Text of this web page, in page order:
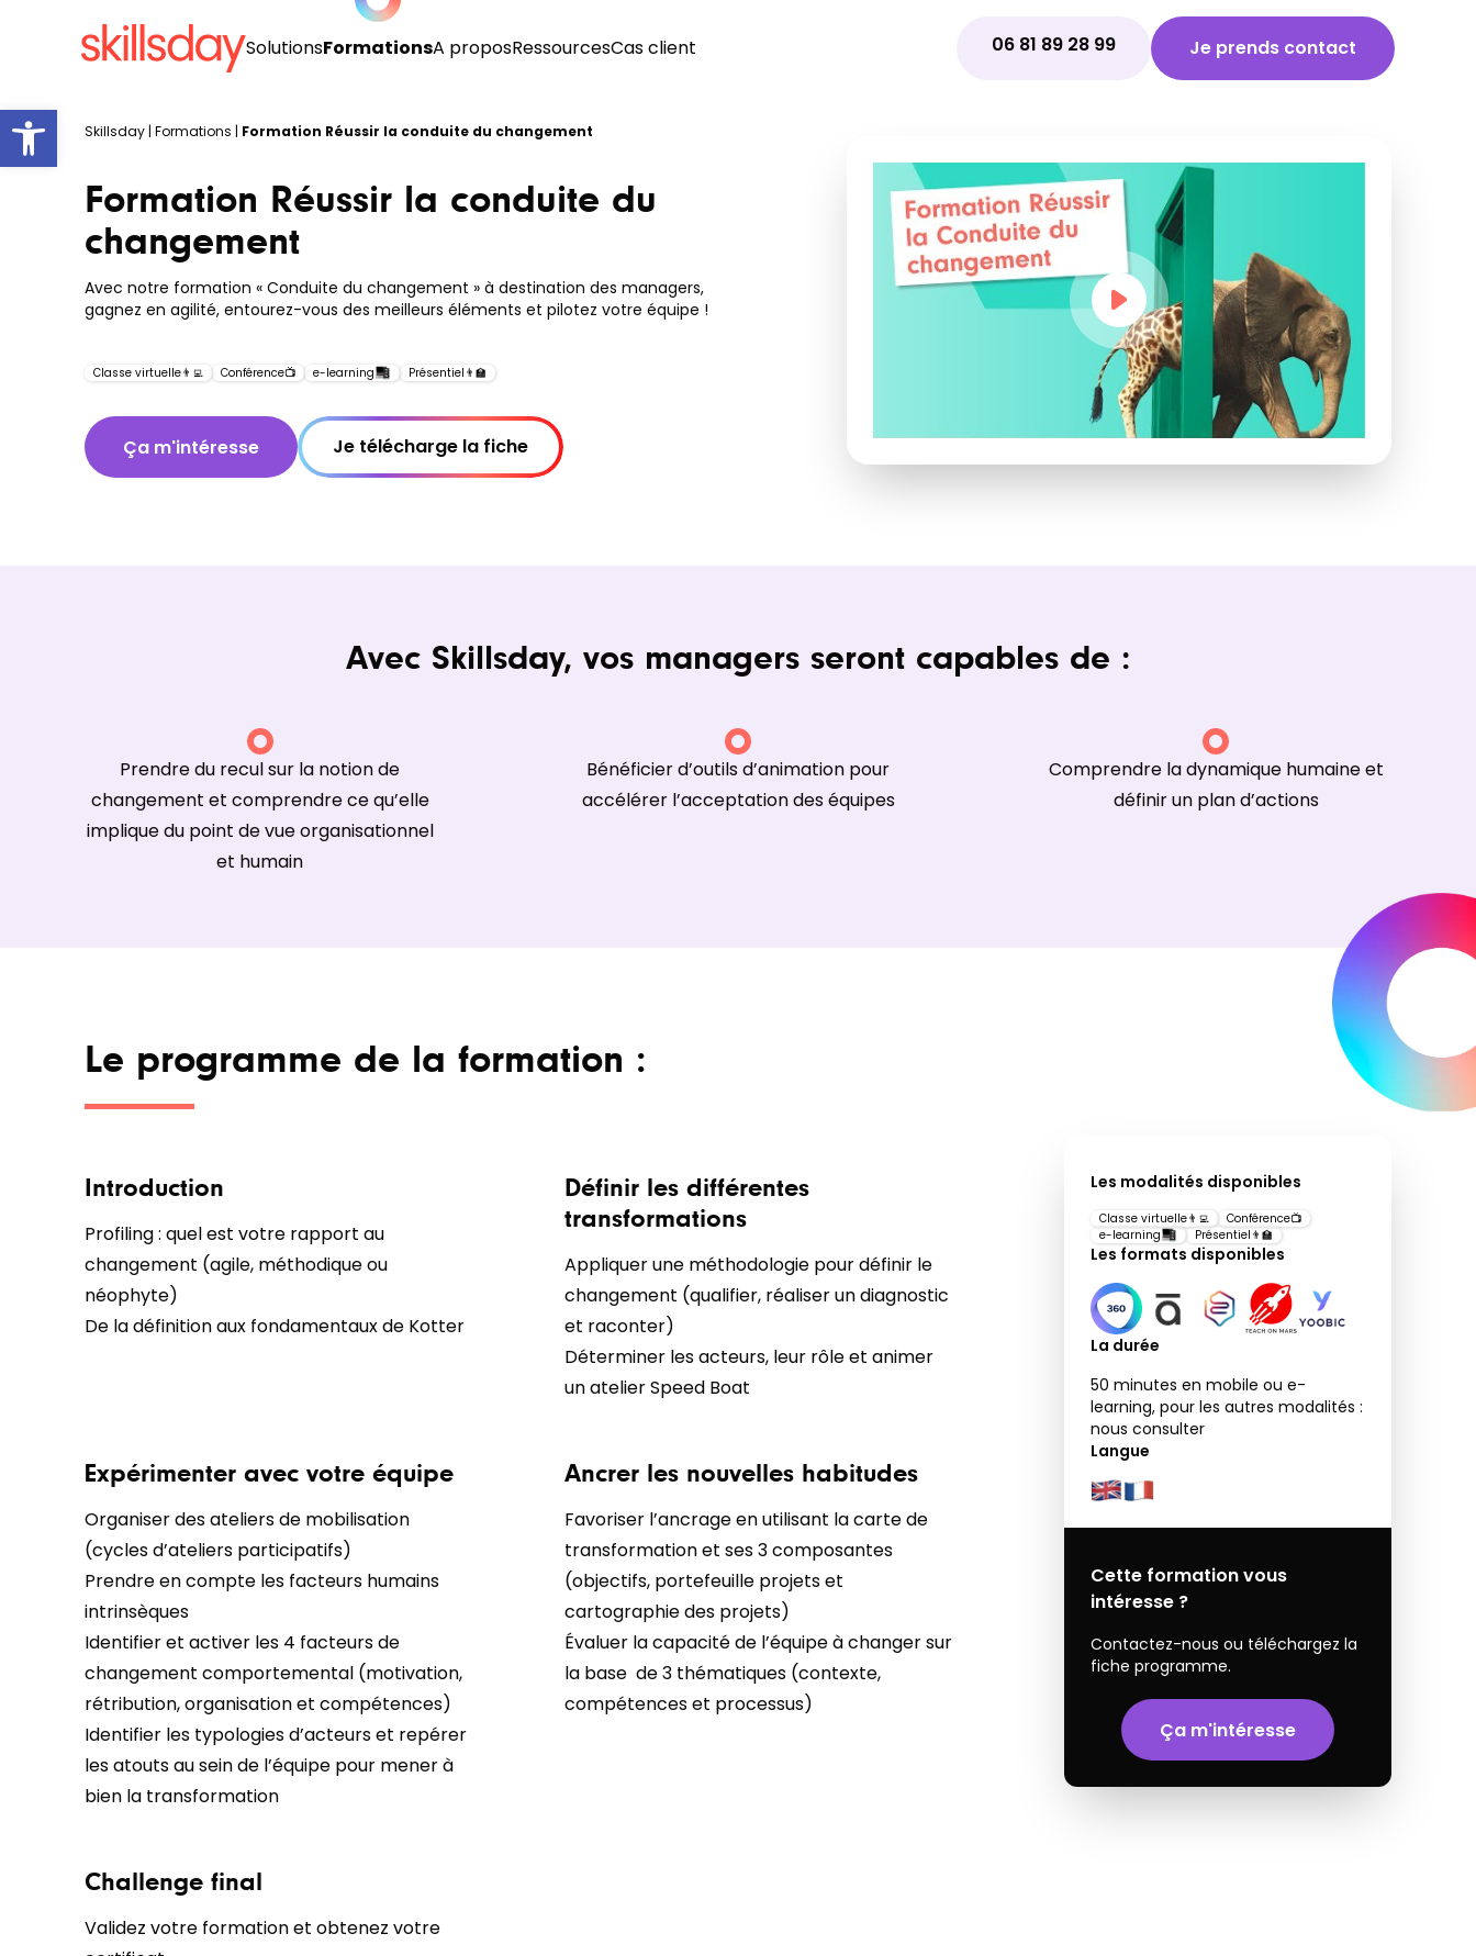
SolutionsFormationsA proposRessourcesCas client 06 81 89 28 99 Je prends contact
Skillsday| Formations | Formation Réussir la conduite du changement
Formation Réussir la conduite du
changement
Avec notre formation « Conduite du changement » à destination des managers,
gagnez en agilité, entourez-vous des meilleurs éléments et pilotez votre équipe !
Classe virtuelle👨‍💻 Conférence📺 e-learning Présentiel 👨‍🏫
Ça m'intéresse Je télécharge la fiche
Avec Skillsday, vos managers seront capables de :
Prendre du recul sur la notion de
changement et comprendre ce qu’elle
implique du point de vue organisationnel
et humain
Bénéficier d’outils d’animation pour
accélérer l’acceptation des équipes
Comprendre la dynamique humaine et
définir un plan d’actions
Le programme de la formation :
Introduction
Profiling : quel est votre rapport au
changement (agile, méthodique ou
néophyte)
De la définition aux fondamentaux de Kotter
Définir les différentes
transformations
Appliquer une méthodologie pour définir le
changement (qualifier, réaliser un diagnostic
et raconter)
Déterminer les acteurs, leur rôle et animer
un atelier Speed Boat
Expérimenter avec votre équipe
Organiser des ateliers de mobilisation
(cycles d’ateliers participatifs)
Prendre en compte les facteurs humains
intrinsèques
Identifier et activer les 4 facteurs de
changement comportemental (motivation,
rétribution, organisation et compétences)
Identifier les typologies d’acteurs et repérer
les atouts au sein de l’équipe pour mener à
bien la transformation
Ancrer les nouvelles habitudes
Favoriser l’ancrage en utilisant la carte de
transformation et ses 3 composantes
(objectifs, portefeuille projets et
cartographie des projets)
Évaluer la capacité de l’équipe à changer sur
la base de 3 thématiques (contexte,
compétences et processus)
Challenge final
Validez votre formation et obtenez votre
Les modalités disponibles
Classe virtuelle👨‍💻 Conférence📺
e-learning
Présentiel 👨‍🏫
Les formats disponibles
La durée
50 minutes en mobile ou e-
learning, pour les autres modalités :
nous consulter
Langue
Cette formation vous
intéresse ?
Contactez-nous ou téléchargez la
fiche programme.
Ça m'intéresse
Open toolbar